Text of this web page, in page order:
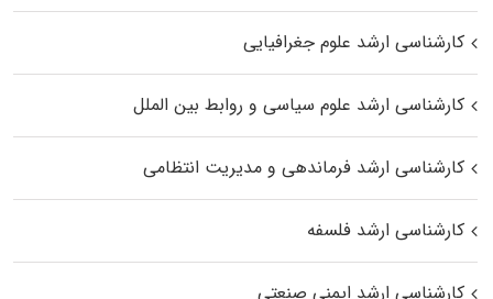
کارشناسی ارشد علوم جغرافیایی
کارشناسی ارشد علوم سیاسی و روابط بین الملل
کارشناسی ارشد فرماندهی و مدیریت انتظامی
کارشناسی ارشد فلسفه
کارشناسی ارشد ایمنی صنعتی